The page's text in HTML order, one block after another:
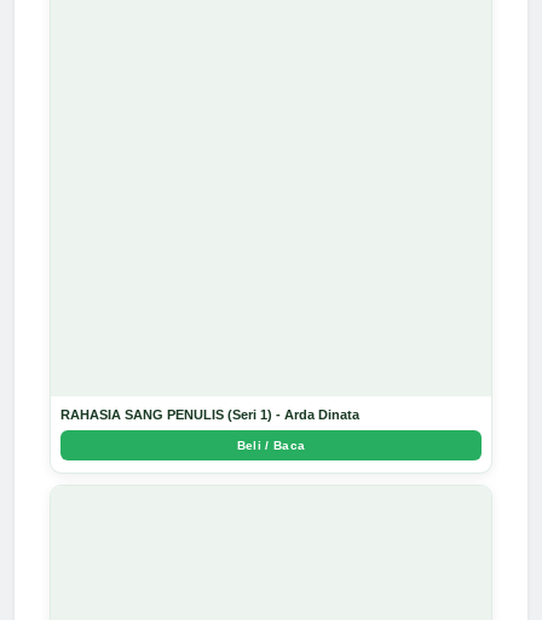
RAHASIA SANG PENULIS (Seri 1) - Arda Dinata
Beli / Baca